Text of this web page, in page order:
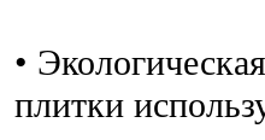
•
плитки